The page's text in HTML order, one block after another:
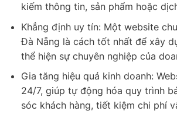
kiếm thông tin, sản phẩm hoặc
Khẳng định uy tín: Một website
Đà Nẵng là cách tốt nhất để xây
thể hiện sự chuyên nghiệp của
Gia tăng hiệu quả kinh doanh:
24/7, giúp tự động hóa quy trình
sóc khách hàng, tiết kiệm chi phí